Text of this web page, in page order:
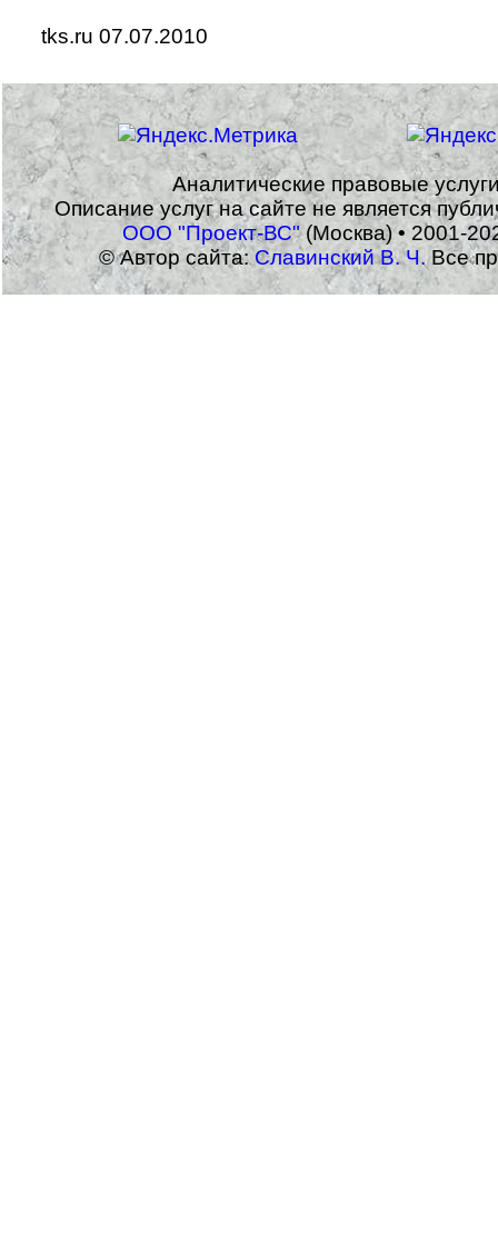
tks.ru 07.07.2010
Аналитические правовые
Описание услуг на сайте не является
ООО "Проект-ВС"(Москва) • 2001-
© Автор сайта:Славинский В. Ч.Все